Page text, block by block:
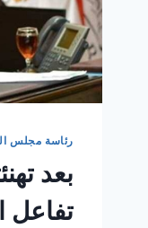
رئاسة مجلس
بعد
تفاعل